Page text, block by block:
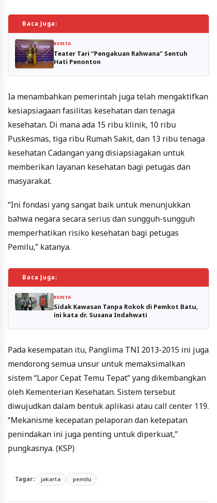
Baca Juga:
BERITA
Teater Tari “Pengakuan Rahwana” Sentuh
Hati Penonton
Ia menambahkan pemerintah juga telah mengaktifkan
kesiapsiagaan fasilitas kesehatan dan tenaga
kesehatan. Di mana ada 15 ribu klinik, 10 ribu
Puskesmas, tiga ribu Rumah Sakit, dan 13 ribu tenaga
kesehatan Cadangan yang disiapsiagakan untuk
memberikan layanan kesehatan bagi petugas dan
masyarakat.
“Ini fondasi yang sangat baik untuk menunjukkan
bahwa negara secara serius dan sungguh-sungguh
memperhatikan risiko kesehatan bagi petugas
Pemilu,” katanya.
Baca Juga:
BERITA
Sidak Kawasan Tanpa Rokok di Pemkot Batu,
ini kata dr. Susana Indahwati
Pada kesempatan itu, Panglima TNI 2013-2015 ini juga
mendorong semua unsur untuk memaksimalkan
sistem “Lapor Cepat Temu Tepat” yang dikembangkan
oleh Kementerian Kesehatan. Sistem tersebut
diwujudkan dalam bentuk aplikasi atau call center 119.
“Mekanisme kecepatan pelaporan dan ketepatan
penindakan ini juga penting untuk diperkuat,”
pungkasnya. (KSP)
Tagar: jakarta pemilu